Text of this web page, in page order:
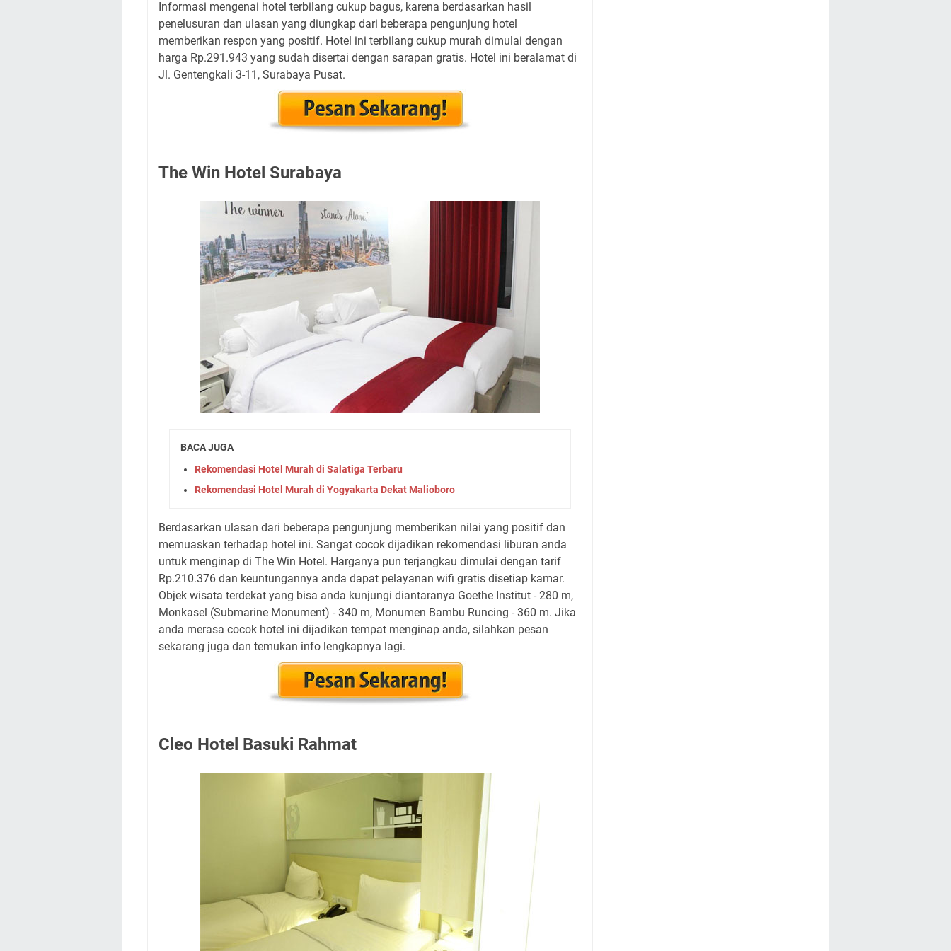
Informasi mengenai hotel terbilang cukup bagus, karena berdasarkan hasil
penelusuran dan ulasan yang diungkap dari beberapa pengunjung hotel
memberikan respon yang positif. Hotel ini terbilang cukup murah dimulai dengan
harga Rp.291.943 yang sudah disertai dengan sarapan gratis. Hotel ini beralamat di
Jl. Gentengkali 3-11, Surabaya Pusat.
The Win Hotel Surabaya
BACA JUGA
Rekomendasi Hotel Murah di Salatiga Terbaru
Rekomendasi Hotel Murah di Yogyakarta Dekat Malioboro
Berdasarkan ulasan dari beberapa pengunjung memberikan nilai yang positif dan
memuaskan terhadap hotel ini. Sangat cocok dijadikan rekomendasi liburan anda
untuk menginap di The Win Hotel. Harganya pun terjangkau dimulai dengan tarif
Rp.210.376 dan keuntungannya anda dapat pelayanan wifi gratis disetiap kamar.
Objek wisata terdekat yang bisa anda kunjungi diantaranya Goethe Institut - 280 m,
Monkasel (Submarine Monument) - 340 m, Monumen Bambu Runcing - 360 m. Jika
anda merasa cocok hotel ini dijadikan tempat menginap anda, silahkan pesan
sekarang juga dan temukan info lengkapnya lagi.
Cleo Hotel Basuki Rahmat